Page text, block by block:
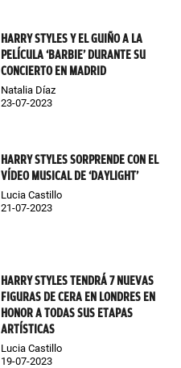
HARRY STYLES Y EL GUIÑO A LA
PELÍCULA ‘BARBIE’ DURANTE SU
CONCIERTO EN MADRID
Natalia Díaz
23-07-2023
HARRY STYLES SORPRENDE CON EL
VÍDEO MUSICAL DE ‘DAYLIGHT’
Lucia Castillo
21-07-2023
HARRY STYLES TENDRÁ 7 NUEVAS
FIGURAS DE CERA EN LONDRES EN
HONOR A TODAS SUS ETAPAS
ARTÍSTICAS
Lucia Castillo
19-07-2023